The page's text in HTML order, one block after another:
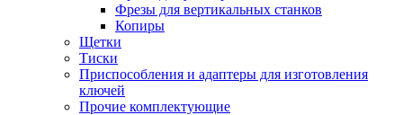
Фрезы для вертикальных станков
Копиры
Щетки
Тиски
Приспособления и адаптеры для изготовления
ключей
Прочие комплектующие